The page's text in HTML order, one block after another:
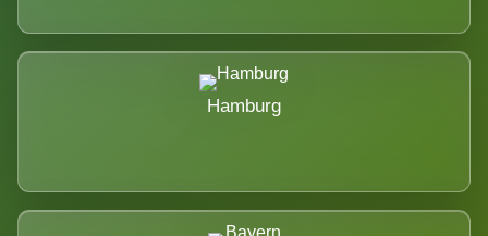
Hamburg